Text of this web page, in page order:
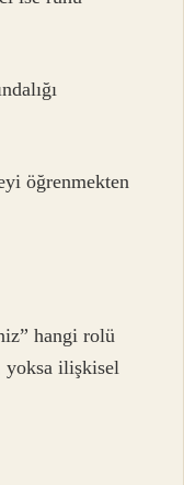
öğrenmekten
hangi rolü
ilişkisel